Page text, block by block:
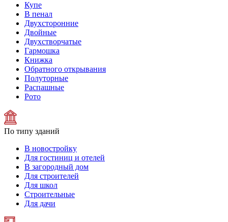
Купе
В пенал
Двухсторонние
Двойные
Двухстворчатые
Гармошка
Книжка
Обратного открывания
Полуторные
Распашные
Рото
По типу зданий
В новостройку
Для гостиниц и отелей
В загородный дом
Для строителей
Для школ
Строительные
Для дачи